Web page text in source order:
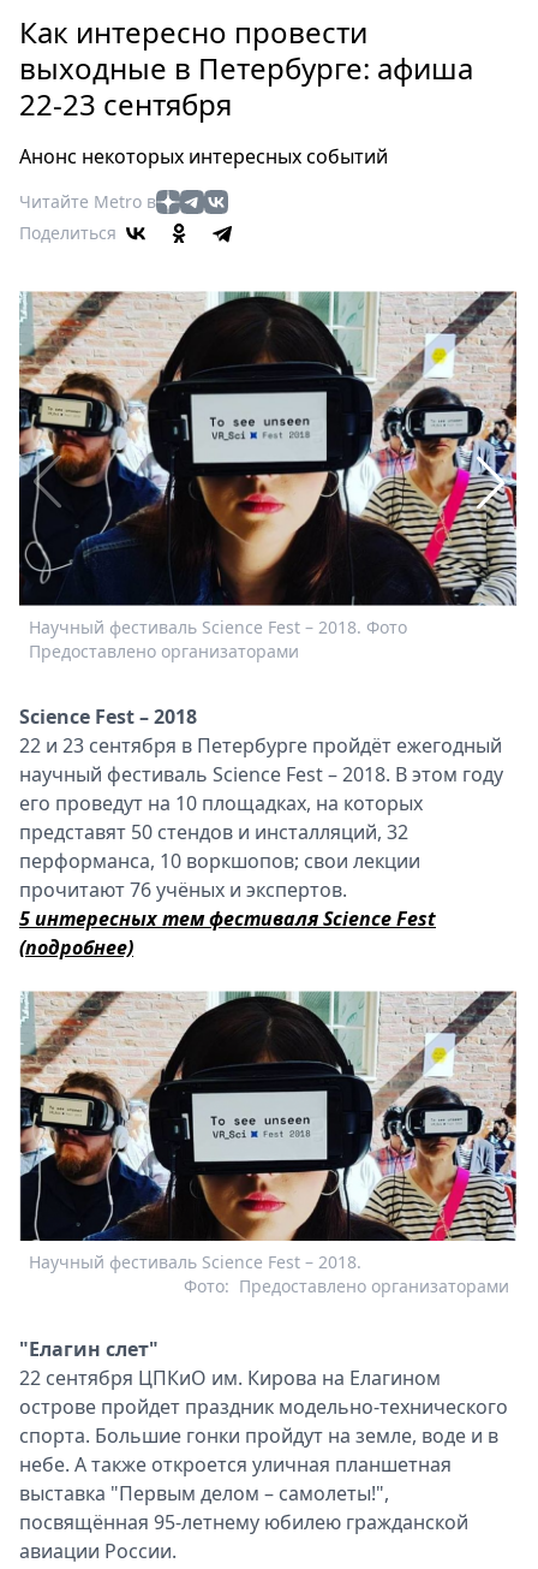
Россия
Мир
Здоровье
Туризм
Мода
Театр
Афиша
Книги
Выставки
Пресс-
релизы
О
Metro
Стримы
Спецпроекты
Звезды
Выборы
2026
Metro
Как интересно провести
выходные в Петербурге: афиша
22-23 сентября
Анонс некоторых интересных событий
Читайте Metro в
Поделиться
Научный фестиваль Science Fest – 2018. Фото
Предоставлено организаторами
Science Fest – 2018
22 и 23 сентября в Петербурге пройдёт ежегодный
научный фестиваль Science Fest – 2018. В этом году
его проведут на 10 площадках, на которых
представят 50 стендов и инсталляций, 32
перформанса, 10 воркшопов; свои лекции
прочитают 76 учёных и экспертов.
5 интересных тем фестиваля Science Fest
(подробнее)
Научный фестиваль Science Fest – 2018.
Предоставлено организаторами
Фото:
"Елагин слет"
22 сентября ЦПКиО им. Кирова на Елагином
острове пройдет праздник модельно-технического
спорта. Большие гонки пройдут на земле, воде и в
небе. А также откроется уличная планшетная
выставка "Первым делом – самолеты!",
посвящённая 95-летнему юбилею гражданской
авиации России.